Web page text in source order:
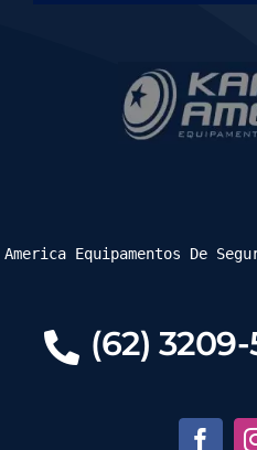
(62)
Equipamentos De